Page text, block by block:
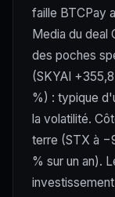
faille BTCPay
Media du deal
des poches
(SKYAI
%) : typique
la volatilité.
terre (STX à
% sur un an).